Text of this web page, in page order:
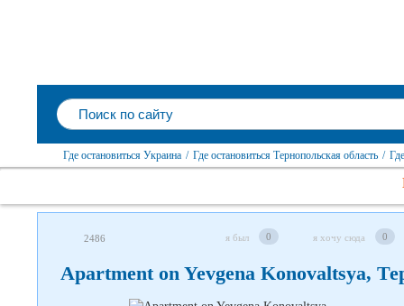
Где остановиться Украина / Где остановиться Тернопольская область /
2486 я был 0 я хочу сюда 0
Apartment on Yevgena Konovaltsya,
Следите за нами в соцсетях